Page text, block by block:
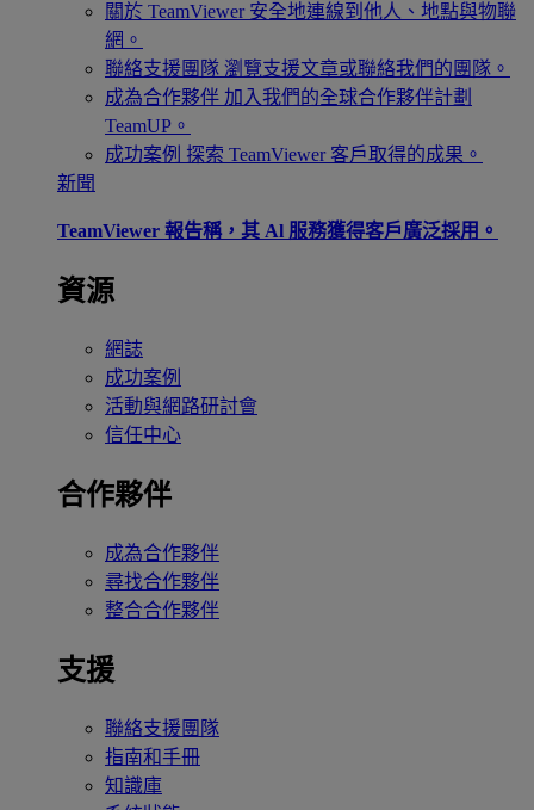
關於 TeamViewer 安全地連線到他人、地點與物聯
網。
聯絡支援團隊 瀏覽支援文章或聯絡我們的團隊。
成為合作夥伴 加入我們的全球合作夥伴計劃
TeamUP。
成功案例 探索 TeamViewer 客戶取得的成果。
新聞
TeamViewer 報告稱，其 Al 服務獲得客戶廣泛採用。
資源
網誌
成功案例
活動與網路研討會
信任中心
合作夥伴
成為合作夥伴
尋找合作夥伴
整合合作夥伴
支援
聯絡支援團隊
指南和手冊
知識庫